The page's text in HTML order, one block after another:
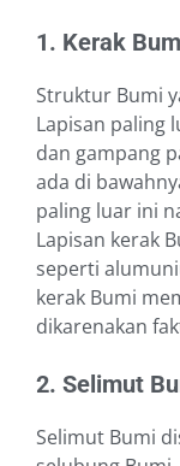
1. Kerak
Struktur Bumi
Lapisan paling
dan gampang
ada di
paling luar ini
Lapisan kerak
seperti
kerak Bumi
dikarenakan
2. Selimut
Selimut Bumi